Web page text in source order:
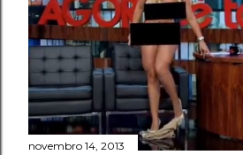
novembro 14, 2013